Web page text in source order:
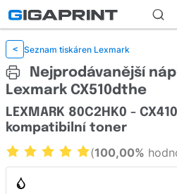
< Seznam tiskáren Lexmark
Nejprodávanější
Lexmark CX510dthe
LEXMARK 80C2HK0 -
kompatibilní toner
(100,00%